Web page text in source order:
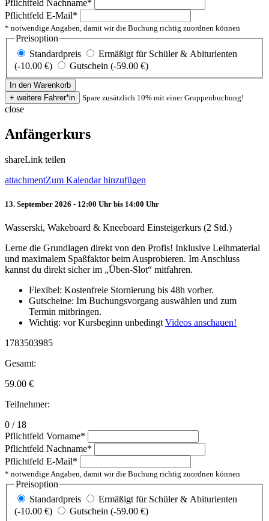
Pflichtfeld Nachname*
Pflichtfeld E-Mail*
* notwendige Angaben, damit wir die Buchung richtig zuordnen können
Preisoption
Standardpreis
Ermäßigt für Schüler & Abiturienten
(-10.00 €)
Gutschein (-59.00 €)
Spare zusätzlich 10% mit einer Gruppenbuchung!
close
Anfängerkurs
shareLink teilen
attachmentZum Kalendar hinzufügen
13. September 2026 - 12:00 Uhr bis 14:00 Uhr
Wasserski, Wakeboard & Kneeboard Einsteigerkurs (2 Std.)
Lerne die Grundlagen direkt von den Profis! Inklusive Leihmaterial
und maximalem Spaßfaktor beim Ausprobieren. Im Anschluss
kannst du direkt sicher im „Üben-Slot“ mitfahren.
Flexibel: Kostenfreie Stornierung bis 48h vorher.
Gutscheine: Im Buchungsvorgang auswählen und zum
Termin mitbringen.
Wichtig: vor Kursbeginn unbedingt Videos anschauen!
1783503985
Gesamt:
59.00 €
Teilnehmer:
0 / 18
Pflichtfeld Vorname*
Pflichtfeld Nachname*
Pflichtfeld E-Mail*
* notwendige Angaben, damit wir die Buchung richtig zuordnen können
Preisoption
Standardpreis
Ermäßigt für Schüler & Abiturienten
(-10.00 €)
Gutschein (-59.00 €)